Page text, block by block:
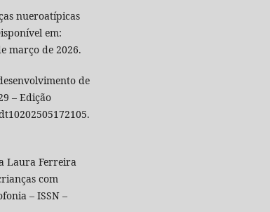
nueroatípicas
em:
março de 2026.
de
– Edição
Laura Ferreira
com
– ISSN –